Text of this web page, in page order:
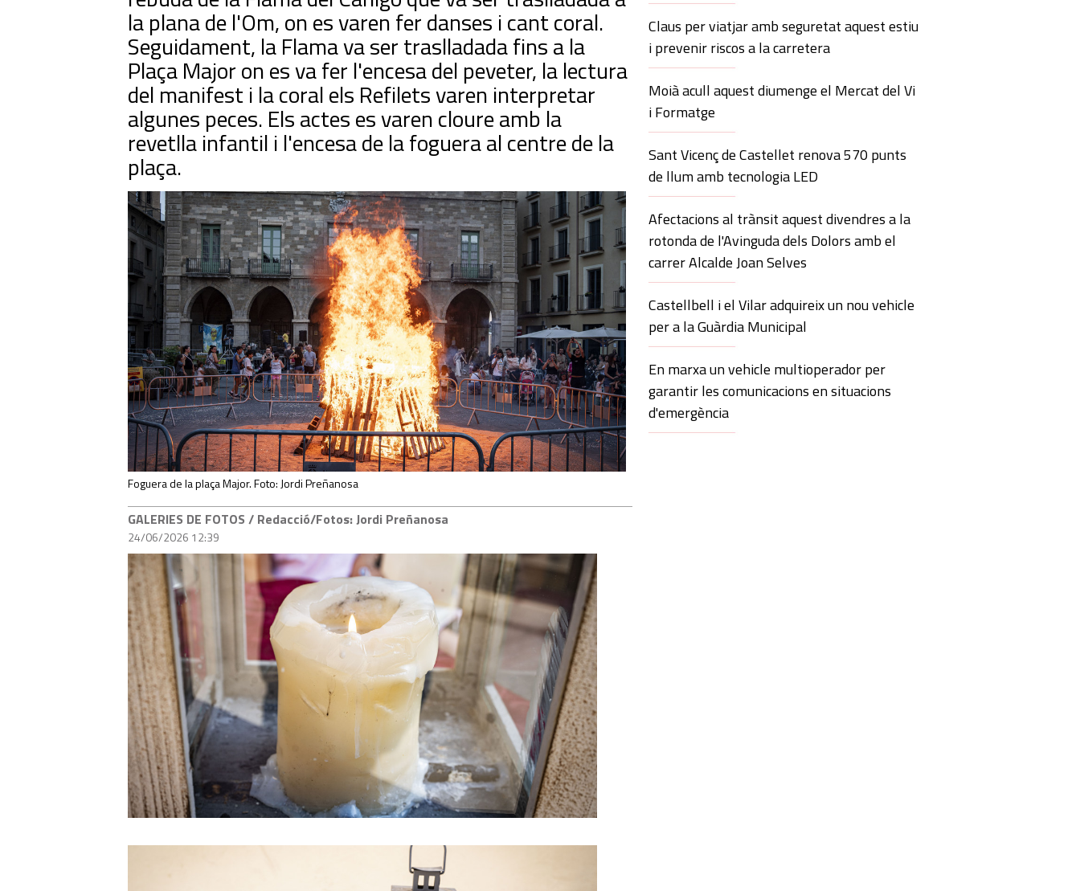
la plana de l'Om, on es varen fer danses i cant coral.
Seguidament, la Flama va ser traslladada fins a la
Plaça Major on es va fer l'encesa del peveter, la lectura
del manifest i la coral els Refilets varen interpretar
algunes peces. Els actes es varen cloure amb la
revetlla infantil i l'encesa de la foguera al centre de la
plaça.
Foguera de la plaça Major. Foto: Jordi Preñanosa
GALERIES DE FOTOS / Redacció/Fotos: Jordi Preñanosa
24/06/2026 12:39
Claus per viatjar amb seguretat aquest estiu
i prevenir riscos a la carretera
Moià acull aquest diumenge el Mercat del Vi
i Formatge
Sant Vicenç de Castellet renova 570 punts
de llum amb tecnologia LED
Afectacions al trànsit aquest divendres a la
rotonda de l'Avinguda dels Dolors amb el
carrer Alcalde Joan Selves
Castellbell i el Vilar adquireix un nou vehicle
per a la Guàrdia Municipal
En marxa un vehicle multioperador per
garantir les comunicacions en situacions
d'emergència